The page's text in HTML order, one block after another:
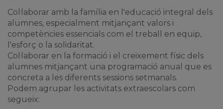
Col·laborar amb la família en l'educació integral dels
alumnes, especialment mitjançant valors i
competències essencials com el treball en equip,
l'esforç o la solidaritat.
Col·laborar en la formació i el creixement físic dels
alumnes mitjançant una programació anual que es
concreta a les diferents sessions setmanals.
Podem agrupar les activitats extraescolars com
segueix: